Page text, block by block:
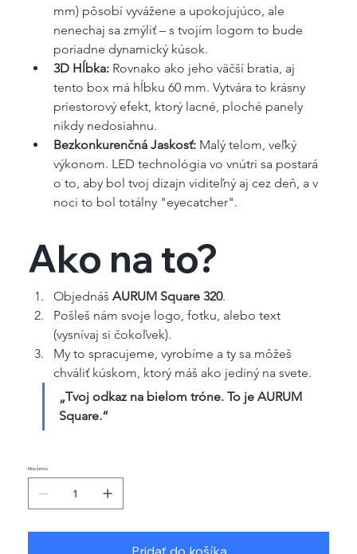
mm) pôsobí vyvážene a upokojujúco, ale
nenechaj sa zmýliť – s tvojím logom to bude
poriadne dynamický kúsok.
3D Hĺbka: Rovnako ako jeho väčší bratia, aj
tento box má hĺbku 60 mm. Vytvára to krásny
priestorový efekt, ktorý lacné, ploché panely
nikdy nedosiahnu.
Bezkonkurenčná Jaskosť: Malý telom, veľký
výkonom. LED technológia vo vnútri sa postará
o to, aby bol tvoj dizajn viditeľný aj cez deň, a v
noci to bol totálny "eyecatcher".
Ako na to?
Objednáš AURUM Square 320.
Pošleš nám svoje logo, fotku, alebo text
(vysnívaj si čokoľvek).
My to spracujeme, vyrobíme a ty sa môžeš
chváliť kúskom, ktorý máš ako jediný na svete.
„Tvoj odkaz na bielom tróne. To je AURUM
Square.“
Množstvo